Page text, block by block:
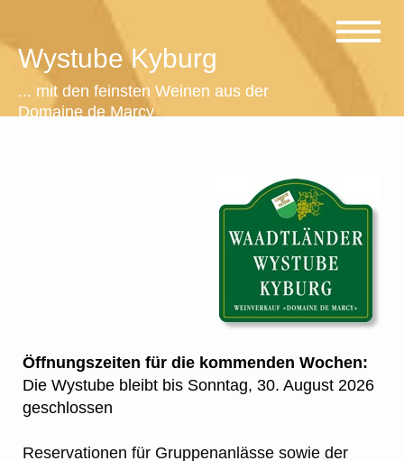
Wystube Kyburg
... mit den feinsten Weinen aus der
Domaine de Marcy
Öffnungszeiten für die kommenden Wochen:
Die Wystube bleibt bis Sonntag, 30. August 2026
geschlossen
Reservationen für Gruppenanlässe sowie der